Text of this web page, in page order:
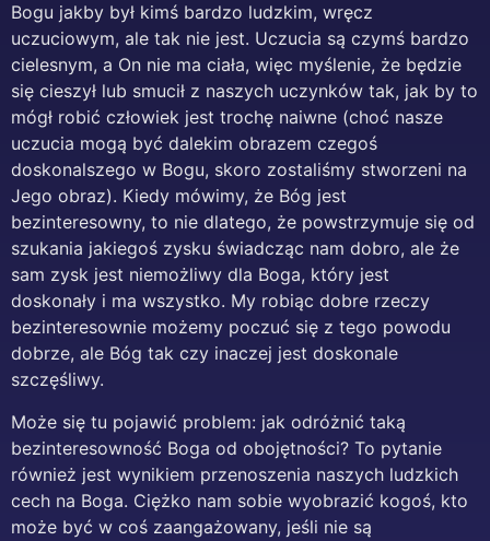
Bogu jakby był kimś bardzo ludzkim, wręcz
uczuciowym, ale tak nie jest. Uczucia są czymś bardzo
cielesnym, a On nie ma ciała, więc myślenie, że będzie
się cieszył lub smucił z naszych uczynków tak, jak by to
mógł robić człowiek jest trochę naiwne (choć nasze
uczucia mogą być dalekim obrazem czegoś
doskonalszego w Bogu, skoro zostaliśmy stworzeni na
Jego obraz). Kiedy mówimy, że Bóg jest
bezinteresowny, to nie dlatego, że powstrzymuje się od
szukania jakiegoś zysku świadcząc nam dobro, ale że
sam zysk jest niemożliwy dla Boga, który jest
doskonały i ma wszystko. My robiąc dobre rzeczy
bezinteresownie możemy poczuć się z tego powodu
dobrze, ale Bóg tak czy inaczej jest doskonale
szczęśliwy.
Może się tu pojawić problem: jak odróżnić taką
bezinteresowność Boga od obojętności? To pytanie
również jest wynikiem przenoszenia naszych ludzkich
cech na Boga. Ciężko nam sobie wyobrazić kogoś, kto
może być w coś zaangażowany, jeśli nie są